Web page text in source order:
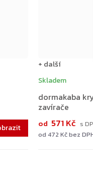
dormakaba
zavírače
Skladem
od 472 Kč bez
od 571 Kč
+ další